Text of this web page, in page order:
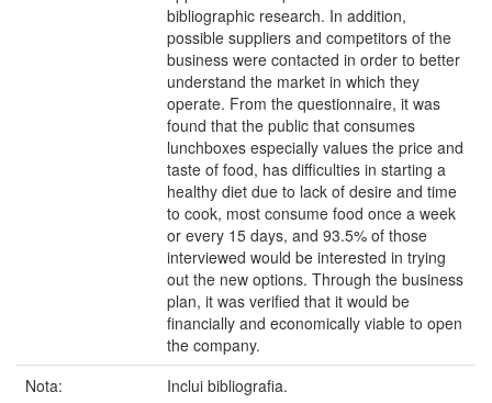
bibliographic research. In addition,
possible suppliers and competitors of the
business were contacted in order to better
understand the market in which they
operate. From the questionnaire, it was
found that the public that consumes
lunchboxes especially values the price and
taste of food, has difficulties in starting a
healthy diet due to lack of desire and time
to cook, most consume food once a week
or every 15 days, and 93.5% of those
interviewed would be interested in trying
out the new options. Through the business
plan, it was verified that it would be
financially and economically viable to open
the company.
Nota:
Inclui bibliografia.